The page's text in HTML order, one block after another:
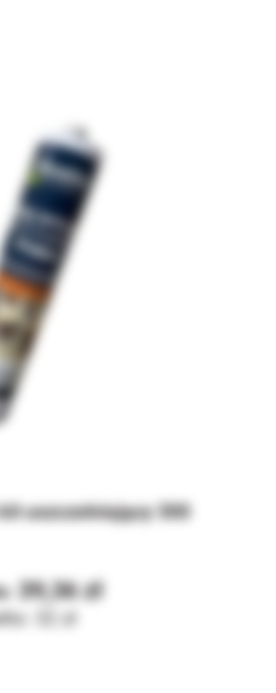
uszczelniający 300
39,36